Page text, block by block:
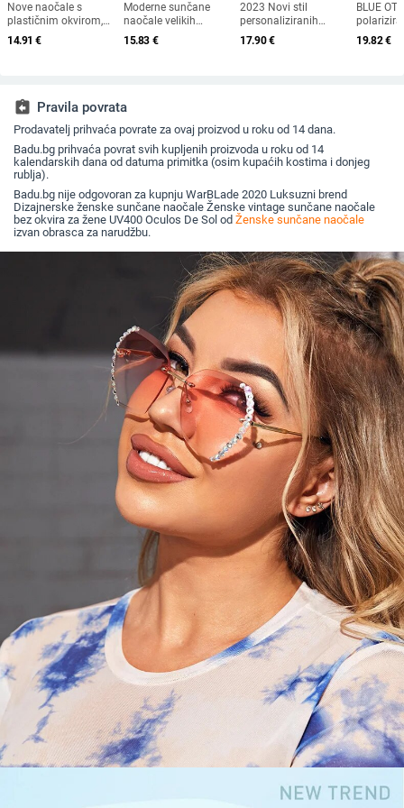
Nove naočale s
plastičnim okvirom,
europski i američki
modni trendovi s
14.91 €
Moderne sunčane
naočale velikih
dimenzija u
europskom i
otvorenim krojem i
širokim nogama,
veleprodaja muških
naočala s
prekograničnim
krojem
15.83 €
2023 Novi stil
personaliziranih
sunčanih naočala s
dijamantnim
stilu
17.90€
BLUE
naočale,
naočale
19.82€
assignment_return Pravila povrata
Prodavatelj prihvaća povrate za ovaj proizvod u roku od 14 dana.
Badu.bg prihvaća povrat svih kupljenih proizvoda u roku od 14
kalendarskih dana od datuma primitka (osim kupaćih kostima i donjeg
rublja).
Badu.bg nije odgovoran za kupnju WarBLade 2020 Luksuzni brend
Dizajnerske ženske sunčane naočale Ženske vintage sunčane naočale
bez okvira za žene UV400 Oculos De Sol od Ženske sunčane naočale
izvan obrasca za narudžbu.